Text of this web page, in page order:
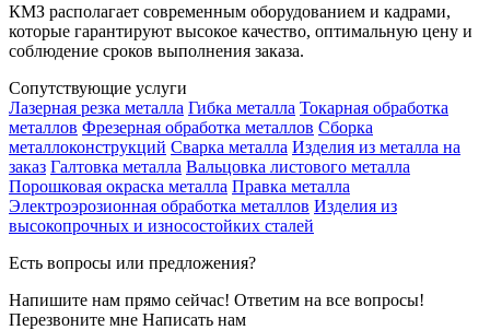
КМЗ располагает современным оборудованием и кадрами,
которые гарантируют высокое качество, оптимальную цену и
соблюдение сроков выполнения заказа.
Сопутствующие услуги
Лазерная резка металла Гибка металла Токарная обработка
металлов Фрезерная обработка металлов Сборка
металлоконструкций Сварка металла Изделия из металла на
заказ Галтовка металла Вальцовка листового металла
Порошковая окраска металла Правка металла
Электроэрозионная обработка металлов Изделия из
высокопрочных и износостойких сталей
Есть вопросы или предложения?
Напишите нам прямо сейчас! Ответим на все вопросы!
Перезвоните мне Написать нам